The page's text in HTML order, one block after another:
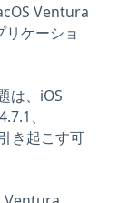
Ventura
ケーショ
は、iOS
、
き起こす可